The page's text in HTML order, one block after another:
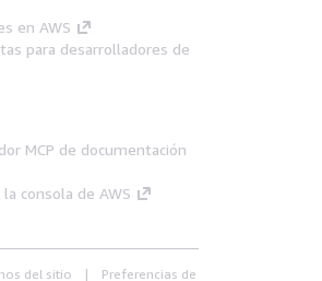
en AWS
para desarrolladores de
MCP de documentación
consola de AWS
del sitio Preferencias de